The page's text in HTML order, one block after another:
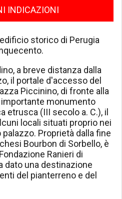
INDICAZIONI
storico di Perugia
a breve distanza dalla
il portale d'accesso del
Piccinino, di fronte alla
monumento
etrusca (III secolo a. C.), il
locali situati proprio nei
Proprietà dalla fine
Bourbon di Sorbello, è
Ranieri di
dato una destinazione
del pianterreno e del